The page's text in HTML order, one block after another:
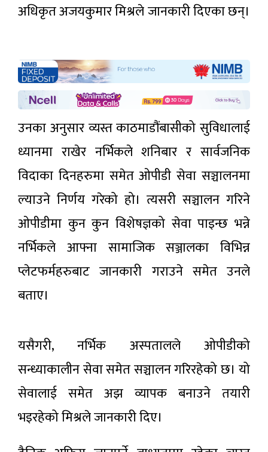
अधिकृत अजयकुमार मिश्रले जानकारी दिएका छन्।
उनका अनुसार व्यस्त काठमाडौंबासीको सुविधालाई
ध्यानमा राखेर नर्भिकले शनिबार र सार्वजनिक
विदाका दिनहरुमा समेत ओपीडी सेवा सञ्चालनमा
ल्याउने निर्णय गरेको हो। त्यसरी सञ्चालन गरिने
ओपीडीमा कुन कुन विशेषज्ञको सेवा पाइन्छ भन्ने
नर्भिकले आफ्ना सामाजिक सञ्जालका विभिन्न
प्लेटफर्महरुबाट जानकारी गराउने समेत उनले
बताए।
यसैगरी, नर्भिक अस्पतालले ओपीडीको
सन्ध्याकालीन सेवा समेत सञ्चालन गरिरहेको छ। यो
सेवालाई समेत अझ व्यापक बनाउने तयारी
भइरहेको मिश्रले जानकारी दिए।